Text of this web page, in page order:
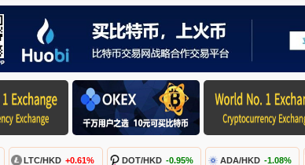
LTC/HKD +0.61% DOT/HKD -0.95% ADA/HKD -1.08%